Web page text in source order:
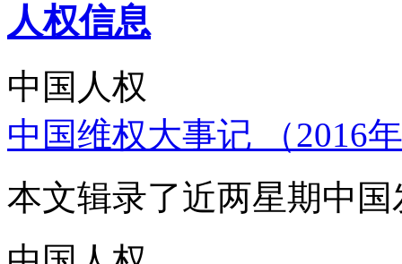
人权信息
中国人权
中国维权大事记 （2016
本文辑录了近两星期中